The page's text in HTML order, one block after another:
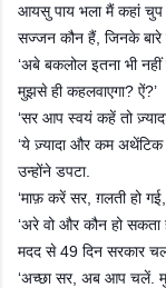
आयसु पाय भला मैं कहां चुप
सज्जन कौन हैं, जिनके बारे
‘अबे बकलोल इतना भी
मुझसे ही कहलवाएगा? ऐं?’
‘सर आप स्वयं कहें तो
‘ये ज़्यादा और कम अथेंटिक
उन्होंने डपटा.
‘माफ़ करें सर, ग़लती हो
‘अरे वो और कौन हो
मदद से 49 दिन सरकार
‘अच्छा सर, अब आप चलें.